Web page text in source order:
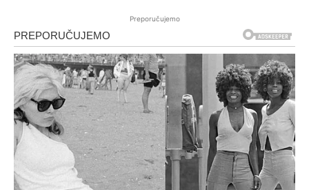
Preporučujemo